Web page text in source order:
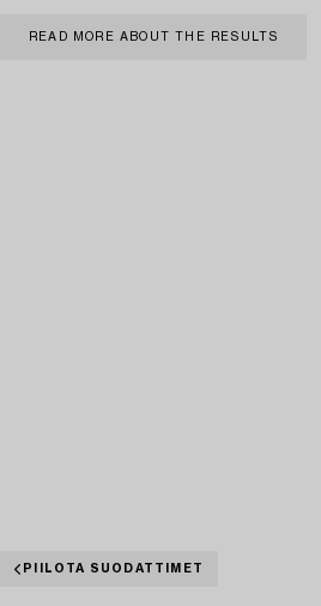
READ MORE ABOUT THE RESULTS
PIILOTA SUODATTIMET